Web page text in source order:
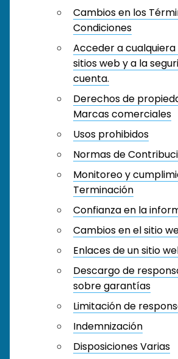
Cambios en los
Condiciones
Acceder a
sitios web y a la
cuenta.
Derechos de
Marcas comerciales
Usos prohibidos
Normas de
Monitoreo y
Terminación
Confianza en la
Cambios en el sitio
Enlaces de un sitio
Descargo de
sobre garantías
Limitación de
Indemnización
Disposiciones Varias